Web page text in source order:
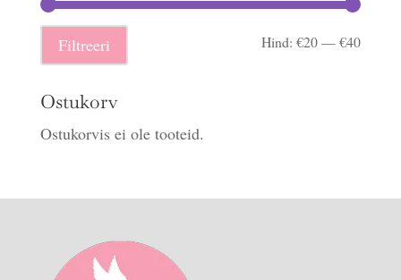
Filtreeri Hind:€20—€40
Ostukorv
Ostukorvis ei ole tooteid.